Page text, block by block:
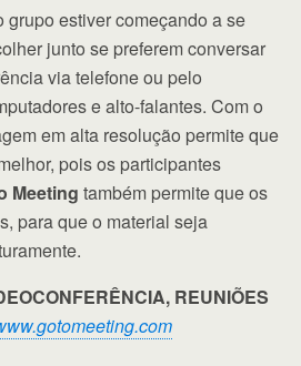
grupo estiver começando a se
junto se preferem conversar
via telefone ou pelo
e alto-falantes. Com o
em alta resolução permite que
pois os participantes
Meeting também permite que os
para que o material seja
REUNIÕES